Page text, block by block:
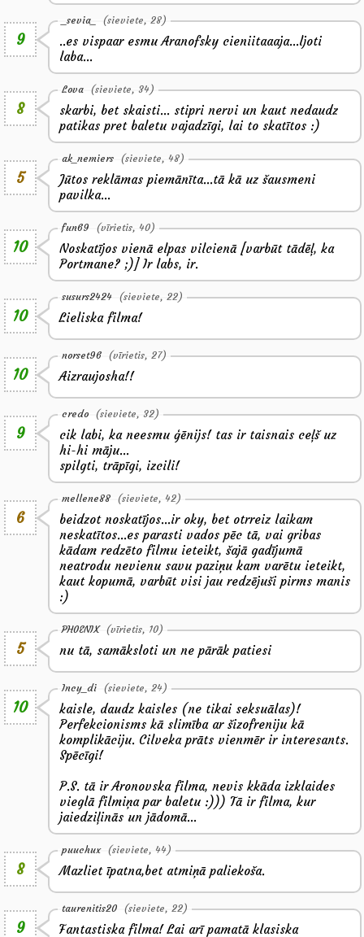
9
_sevia_ (sieviete, 28)
..es vispaar esmu Aranofsky cieniitaaaja...ljoti
laba...
8
Lova (sieviete, 34)
skarbi, bet skaisti... stipri nervi un kaut nedaudz
patikas pret baletu vajadzīgi, lai to skatītos :)
5
ak_nemiers (sieviete, 48)
Jūtos reklāmas piemānīta...tā kā uz šausmeni
pavilka...
10
fun69 (vīrietis, 40)
Noskatījos vienā elpas vilcienā [varbūt tādēļ, ka
Portmane? ;)] Ir labs, ir.
10
susurs2424 (sieviete, 22)
Lieliska filma!
10
norset96 (vīrietis, 27)
Aizraujosha!!
9
credo (sieviete, 32)
cik labi, ka neesmu ģēnijs! tas ir taisnais ceļš uz
hi-hi māju...
spilgti, trāpīgi, izcili!
6
mellene88 (sieviete, 42)
beidzot noskatījos...ir oky, bet otrreiz laikam
neskatītos...es parasti vados pēc tā, vai gribas
kādam redzēto filmu ieteikt, šajā gadījumā
neatrodu nevienu savu paziņu kam varētu ieteikt,
kaut kopumā, varbūt visi jau redzējuši pirms manis
:)
5
PH0ENIX (vīrietis, 10)
nu tā, samāksloti un ne pārāk patiesi
10
Incy_di (sieviete, 24)
kaisle, daudz kaisles (ne tikai seksuālas)!
Perfekcionisms kā slimība ar šizofreniju kā
komplikāciju. Cilveka prāts vienmēr ir interesants.
Spēcīgi!
P.S. tā ir Aronovska filma, nevis kkāda izklaides
vieglā filmiņa par baletu :))) Tā ir filma, kur
jaiedziļinās un jādomā...
8
puuchux (sieviete, 44)
Mazliet īpatna,bet atmiņā paliekoša.
9
taurenitis20 (sieviete, 22)
Fantastiska filma! Lai arī pamatā klasiska